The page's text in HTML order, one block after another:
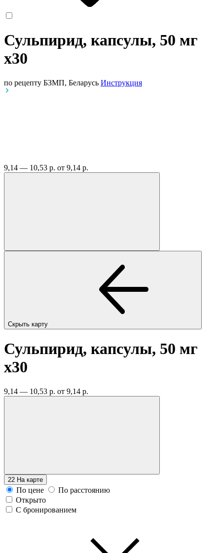
Сульпирид, капсулы, 50 мг
x30
по рецепту БЗМП, Беларусь Инструкция
9,14 — 10,53 р. от 9,14 р.
Скрыть карту
Сульпирид, капсулы, 50 мг
x30
9,14 — 10,53 р. от 9,14 р.
22 На карте
По цене
По расстоянию
Открыто
С бронированием